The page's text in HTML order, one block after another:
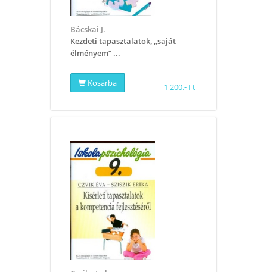
Bácskai J.
Kezdeti tapasztalatok, „saját
élményem” ...
Kosárba 1 200.- Ft